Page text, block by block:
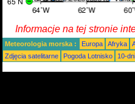
Informacje na tej stronie
Meteorologia morska : Europa Afryka
Zdjęcia satelitarne
Pogoda Lotnisko 10-